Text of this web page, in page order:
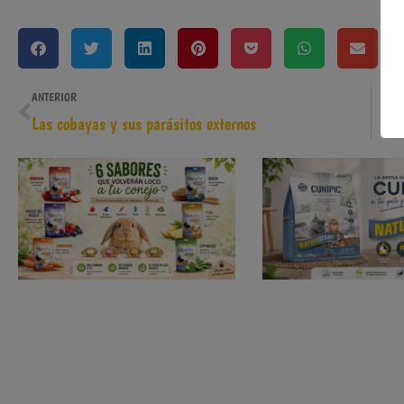
ANTERIOR
Las cobayas y sus parásitos externos